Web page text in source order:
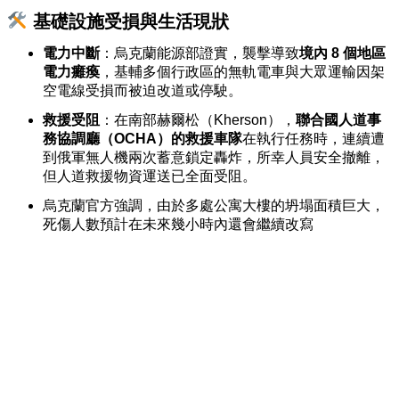
基礎設施受損與生活現狀
電力中斷：烏克蘭能源部證實，襲擊導致境內 8 個地區
電力癱瘓 ，基輔多個行政區的無軌電車與大眾運輸因架
空電線受損而被迫改道或停駛。
救援受阻 ：在南部赫爾松（Kherson）， 聯合國人道事
務協調廳（OCHA）的救援車隊在執行任務時，連續遭
到俄軍無人機兩次蓄意鎖定轟炸，所幸人員安全撤離，
但人道救援物資運送已全面受阻。
烏克蘭官方強調，由於多處公寓大樓的坍塌面積巨大，
死傷人數預計在未來幾小時內還會繼續改寫